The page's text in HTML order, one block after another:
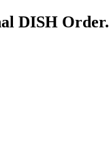
DISH Order.